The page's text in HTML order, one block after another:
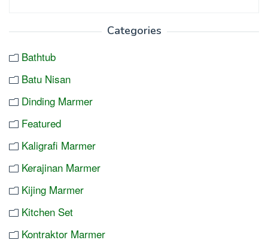
Categories
Bathtub
Batu Nisan
Dinding Marmer
Featured
Kaligrafi Marmer
Kerajinan Marmer
Kijing Marmer
Kitchen Set
Kontraktor Marmer